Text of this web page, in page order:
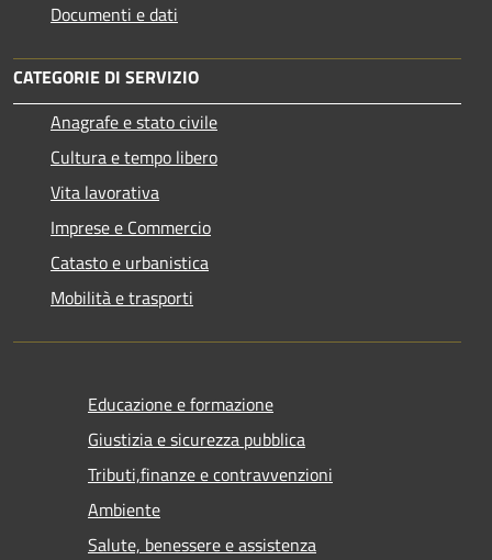
Documenti e dati
CATEGORIE DI SERVIZIO
Anagrafe e stato civile
Cultura e tempo libero
Vita lavorativa
Imprese e Commercio
Catasto e urbanistica
Mobilità e trasporti
Educazione e formazione
Giustizia e sicurezza pubblica
Tributi,finanze e contravvenzioni
Ambiente
Salute, benessere e assistenza